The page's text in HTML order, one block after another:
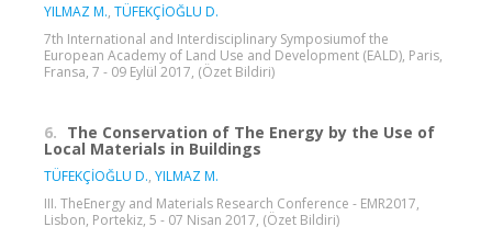
YILMAZ M., TÜFEKÇİOĞLU D.
7th International and Interdisciplinary Symposiumof the
European Academy of Land Use and Development (EALD), Paris,
Fransa, 7 - 09 Eylül 2017, (Özet Bildiri)
6. The Conservation of The Energy by the Use of
Local Materials in Buildings
TÜFEKÇİOĞLU D., YILMAZ M.
III. TheEnergy and Materials Research Conference - EMR2017,
Lisbon, Portekiz, 5 - 07 Nisan 2017, (Özet Bildiri)